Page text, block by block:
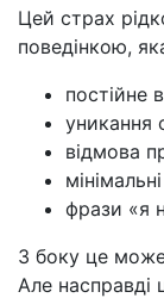
Цей страх
поведінкою,
постійне
уникання
відмова
фрази «я
З боку це може
Але насправді